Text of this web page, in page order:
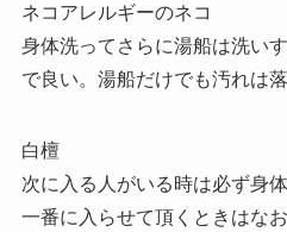
ネコアレルギーのネコ
身体洗ってさらに湯船は洗い
で良い。湯船だけでも汚れは落
白檀
次に入る人がいる時は必ず身
一番に入らせて頂くときはなお